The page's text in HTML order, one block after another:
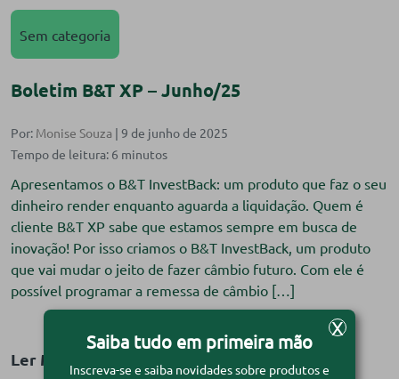
Sem categoria
Boletim B&T XP – Junho/25
Por: Monise Souza | 9 de junho de 2025
Apresentamos o B&T InvestBack: um produto que faz o seu
dinheiro render enquanto aguarda a liquidação. Quem é
cliente B&T XP sabe que estamos sempre em busca de
inovação! Por isso criamos o B&T InvestBack, um produto
que vai mudar o jeito de fazer câmbio futuro. Com ele é
possível programar a remessa de câmbio […]
Ler Matéria
X
Saiba tudo em primeira mão
Inscreva-se e saiba novidades sobre produtos e